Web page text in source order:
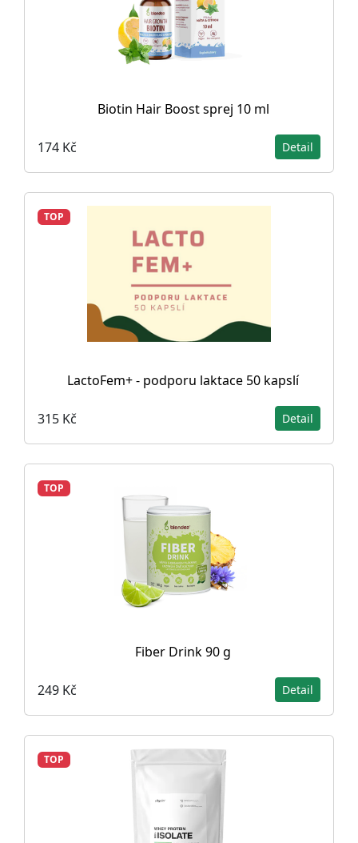
Biotin Hair Boost sprej 10 ml
174 Kč Detail
TOP
LactoFem+ - podporu laktace 50 kapslí
315 Kč Detail
TOP
Fiber Drink 90 g
249 Kč Detail
TOP